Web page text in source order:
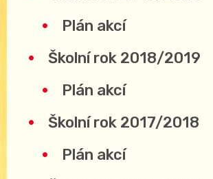
Plán akcí
Školní rok 2018/2019
Plán akcí
Školní rok 2017/2018
Plán akcí